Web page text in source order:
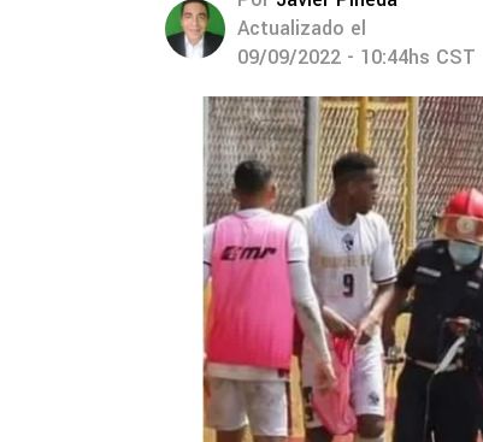
Actualizado el
09/09/2022 - 10:44hs CST